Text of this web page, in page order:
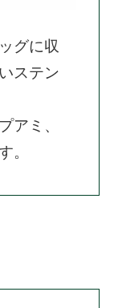
グに収
ステン
アミ、
。